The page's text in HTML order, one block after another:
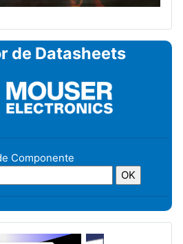
de Datasheets
Componente